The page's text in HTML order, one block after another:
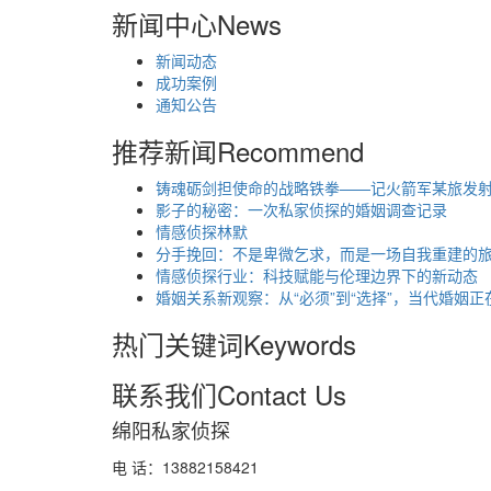
新闻中心News
新闻动态
成功案例
通知公告
推荐新闻Recommend
铸魂砺剑担使命的战略铁拳——记火箭军某旅发
影子的秘密：一次私家侦探的婚姻调查记录
情感侦探林默
分手挽回：不是卑微乞求，而是一场自我重建的
情感侦探行业：科技赋能与伦理边界下的新动态
婚姻关系新观察：从“必须”到“选择”，当代婚姻正
热门关键词Keywords
联系我们Contact Us
绵阳私家侦探
电 话：13882158421